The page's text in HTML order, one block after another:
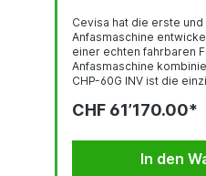
Cevisa hat die erste
Anfasmaschine
einer echten fahrbaren
Anfasmaschine
CHP-60G INV ist die
zu 100 Millimeter) und ist
Super Duplex, Hardox,
anzufasen. Zusammen
bilden sie die perfekte
CHF 61’170.00*
In den